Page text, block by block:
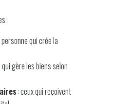
:
qui crée la
gère les biens selon
: ceux qui reçoivent